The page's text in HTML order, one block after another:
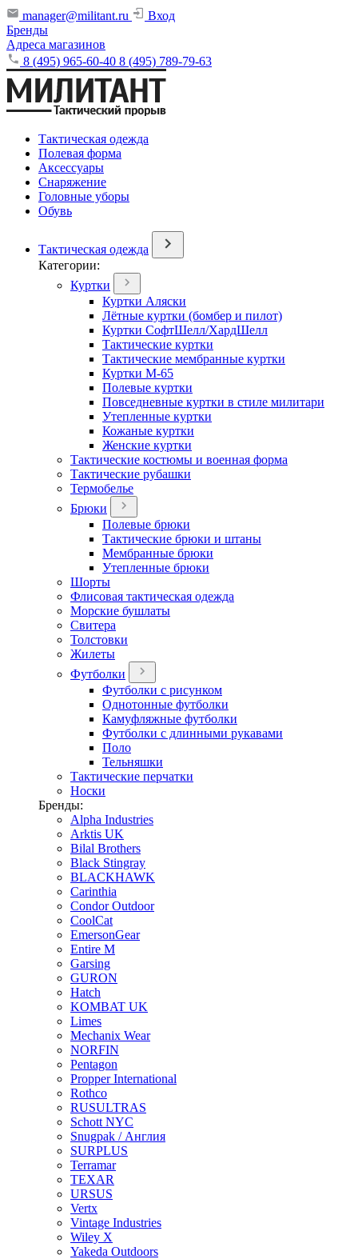
manager@militant.ru
Вход
Бренды
Адреса магазинов
8 (495) 965-60-40 8 (495) 789-79-63
Тактическая одежда
Полевая форма
Аксессуары
Снаряжение
Головные уборы
Обувь
Тактическая одежда
Категории:
Куртки
Куртки Аляски
Лётные куртки (бомбер и пилот)
Куртки СофтШелл/ХардШелл
Тактические куртки
Тактические мембранные куртки
Куртки М-65
Полевые куртки
Повседневные куртки в стиле милитари
Утепленные куртки
Кожаные куртки
Женские куртки
Тактические костюмы и военная форма
Тактические рубашки
Термобелье
Брюки
Полевые брюки
Тактические брюки и штаны
Мембранные брюки
Утепленные брюки
Шорты
Флисовая тактическая одежда
Морские бушлаты
Свитера
Толстовки
Жилеты
Футболки
Футболки с рисунком
Однотонные футболки
Камуфляжные футболки
Футболки с длинными рукавами
Поло
Тельняшки
Тактические перчатки
Носки
Бренды:
Alpha Industries
Arktis UK
Bilal Brothers
Black Stingray
BLACKHAWK
Carinthia
Condor Outdoor
CoolCat
EmersonGear
Entire M
Garsing
GURON
Hatch
KOMBAT UK
Limes
Mechanix Wear
NORFIN
Pentagon
Propper International
Rothco
RUSULTRAS
Schott NYC
Snugpak / Англия
SURPLUS
Terramar
TEXAR
URSUS
Vertx
Vintage Industries
Wiley X
Yakeda Outdoors